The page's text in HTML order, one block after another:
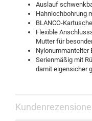
Auslauf
Hahnlochbohrung
BLANCO-
Flexible
Mutter für
Nylonummantelter
Serienmäßig mit
damit eigensicher